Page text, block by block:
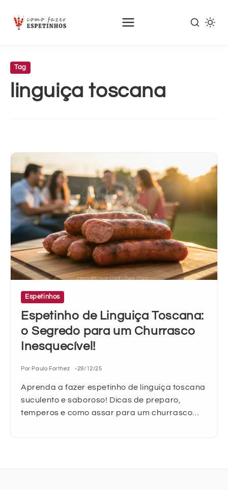
para
conteúdo
principal
Tag
linguiça toscana
Espetinhos
Espetinho de Linguiça Toscana:
o Segredo para um Churrasco
Inesquecível!
Por Paulo Forthez 29/12/25
Aprenda a fazer espetinho de linguiça toscana
suculento e saboroso! Dicas de preparo,
temperos e como assar para um churrasco…